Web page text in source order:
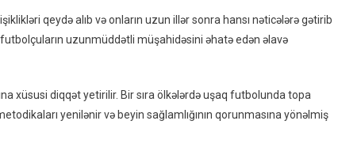
qeydə alıb və onların uzun illər sonra hansı nəticələrə gətirib
uzunmüddətli müşahidəsini əhatə edən əlavə
xüsusi diqqət yetirilir. Bir sıra ölkələrdə uşaq futbolunda topa
yenilənir və beyin sağlamlığının qorunmasına yönəlmiş